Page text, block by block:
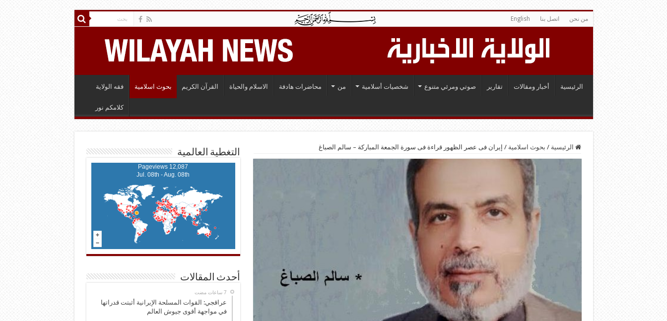
من نحن اتصل بنا English
الرئيسية أخبار ومقالات تقارير صوتي ومرئي متنوع شخصيات أسلامية من محاضرات هادفة الاسلام والحياة القرآن الكريم بحوث اسلامية فقه الولاية
كلامكم نور
الرئيسية / بحوث اسلامية / إيران فى عصر الظهور قراءة فى سورة الجمعة المباركة – سالم الصباغ
التغطية العالمية
12,087 Pageviews
Jul. 08th - Aug. 08th
أحدث المقالات
عراقجي: القوات المسلحة الإيرانية أثبتت قدراتها
في مواجهة أقوى جيوش العالم